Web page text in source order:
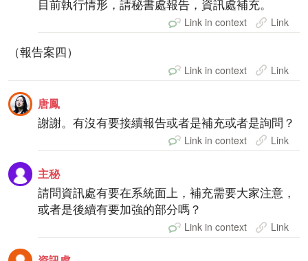
目前執行情形，請秘書處報告，資訊處補充。
Link in context Link
（報告案四）
Link in context Link
唐鳳
謝謝。有沒有要接續報告或者是補充或者是詢問？
Link in context Link
主秘
請問資訊處有要在系統面上，補充需要大家注意，
或者是後續有要加強的部分嗎？
Link in context Link